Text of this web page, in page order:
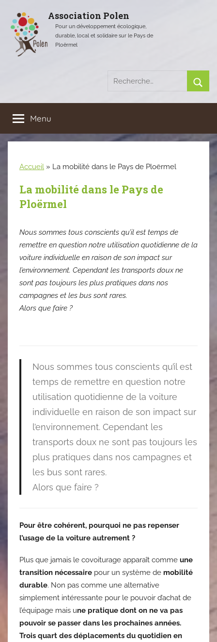
contenu
Association Polen
Pour un développement écologique,
durable, local et solidaire sur le Pays de
Ploërmel
Recherche
:
Menu
Accueil » La mobilité dans le Pays de Ploërmel
La mobilité dans le Pays de
Ploërmel
Nous sommes tous conscients qu’il est temps de
remettre en question notre utilisation quotidienne de la
voiture individuelle en raison de son impact sur
l’environnement. Cependant les transports doux ne
sont pas toujours les plus pratiques dans nos
campagnes et les bus sont rares.
Alors que faire ?
Nous sommes tous conscients qu’il est
temps de remettre en question notre
utilisation quotidienne de la voiture
individuelle en raison de son impact sur
l’environnement. Cependant les
transports doux ne sont pas toujours les
plus pratiques dans nos campagnes et
les bus sont rares.
Alors que faire ?
Pour être cohérent, pourquoi ne pas repenser
l’usage de la voiture autrement ?
Plus que jamais le covoiturage apparaît comme une
transition nécessaire pour un système de mobilité
durable. Non pas comme une alternative
simplement intéressante pour le pouvoir d’achat de
l’équipage mais une pratique dont on ne va pas
pouvoir se passer dans les prochaines années.
Trois quart des déplacements du quotidien en